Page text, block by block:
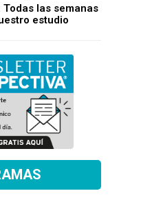
las semanas
estudio